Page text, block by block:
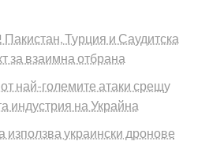
Турция и Саудитска
за взаимна отбрана
най-големите атаки срещу
индустрия на Украйна
украински дронове